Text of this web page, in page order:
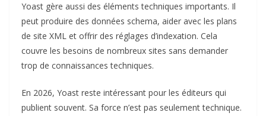
Yoast gère aussi des éléments techniques importants. Il
peut produire des données schema, aider avec les plans
de site XML et offrir des réglages d’indexation. Cela
couvre les besoins de nombreux sites sans demander
trop de connaissances techniques.
En 2026, Yoast reste intéressant pour les éditeurs qui
publient souvent. Sa force n’est pas seulement technique.